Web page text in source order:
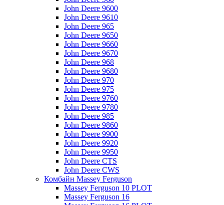
John Deere 9600
John Deere 9610
John Deere 965
John Deere 9650
John Deere 9660
John Deere 9670
John Deere 968
John Deere 9680
John Deere 970
John Deere 975
John Deere 9760
John Deere 9780
John Deere 985
John Deere 9860
John Deere 9900
John Deere 9920
John Deere 9950
John Deere CTS
John Deere CWS
Комбайн Massey Ferguson
Massey Ferguson 10 PLOT
Massey Ferguson 16